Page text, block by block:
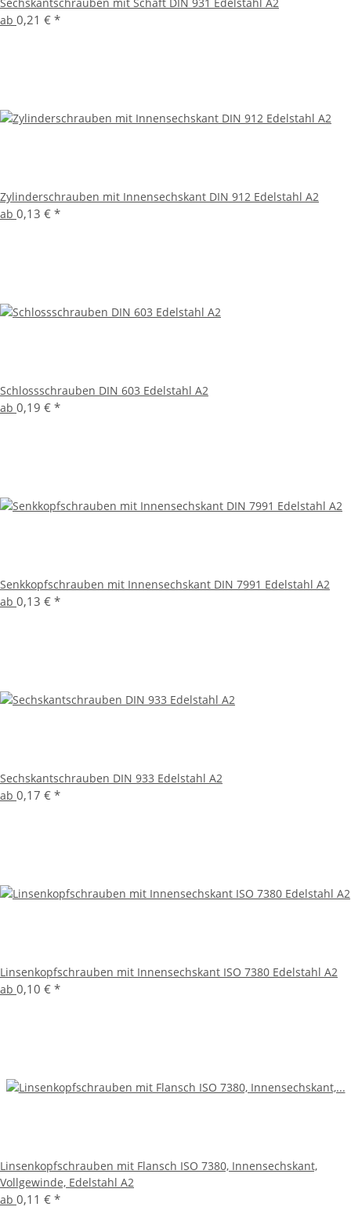
ab 0,21 € *
Zylinderschrauben mit Innensechskant DIN 912 Edelstahl A2
ab 0,13 € *
Schlossschrauben DIN 603 Edelstahl A2
ab 0,19 € *
Senkkopfschrauben mit Innensechskant DIN 7991 Edelstahl A2
ab 0,13 € *
Sechskantschrauben DIN 933 Edelstahl A2
ab 0,17 € *
Linsenkopfschrauben mit Innensechskant ISO 7380 Edelstahl A2
ab 0,10 € *
Linsenkopfschrauben mit Flansch ISO 7380, Innensechskant,
Vollgewinde, Edelstahl A2
ab 0,11 € *